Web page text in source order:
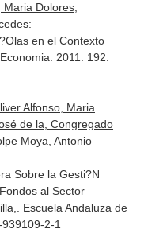
Dolores,
en el Contexto
2011. 192.
Alfonso, Maria
de la, Congregado
Moya, Antonio
Sobre la Gesti?N
al Sector
Escuela Andaluza de
2-1